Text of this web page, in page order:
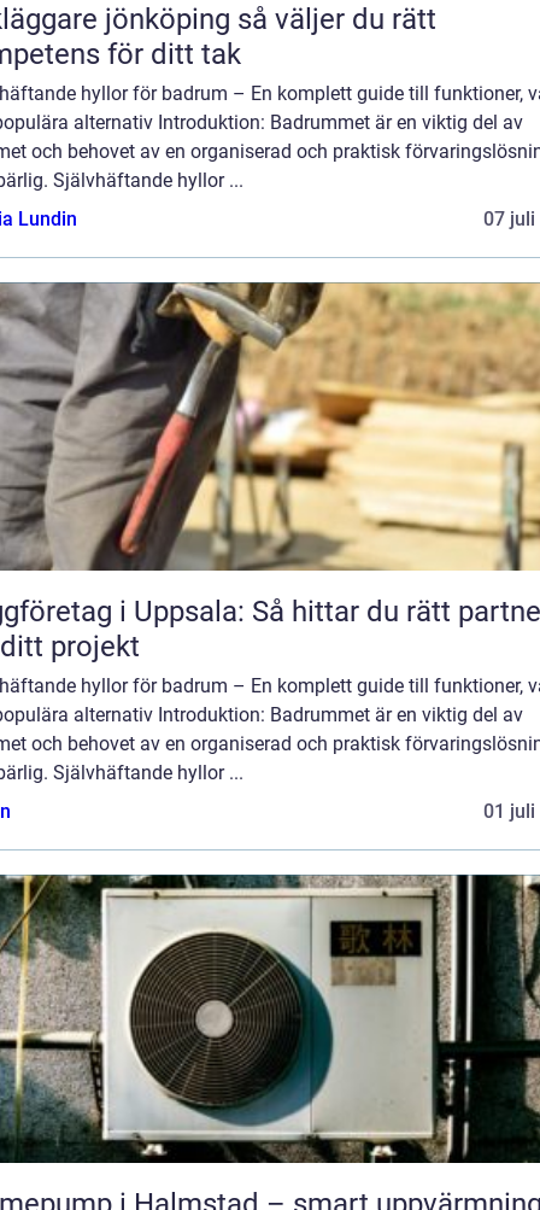
jönköping så väljer du rätt
för ditt tak
hyllor för badrum – En komplett guide till funktioner,
alternativ Introduktion: Badrummet är en viktig del av
och behovet av en organiserad och praktisk
Självhäftande hyllor ...
Lundin
07 juli
i Uppsala: Så hittar du rätt
projekt
hyllor för badrum – En komplett guide till funktioner,
alternativ Introduktion: Badrummet är en viktig del av
och behovet av en organiserad och praktisk
Självhäftande hyllor ...
01 juli